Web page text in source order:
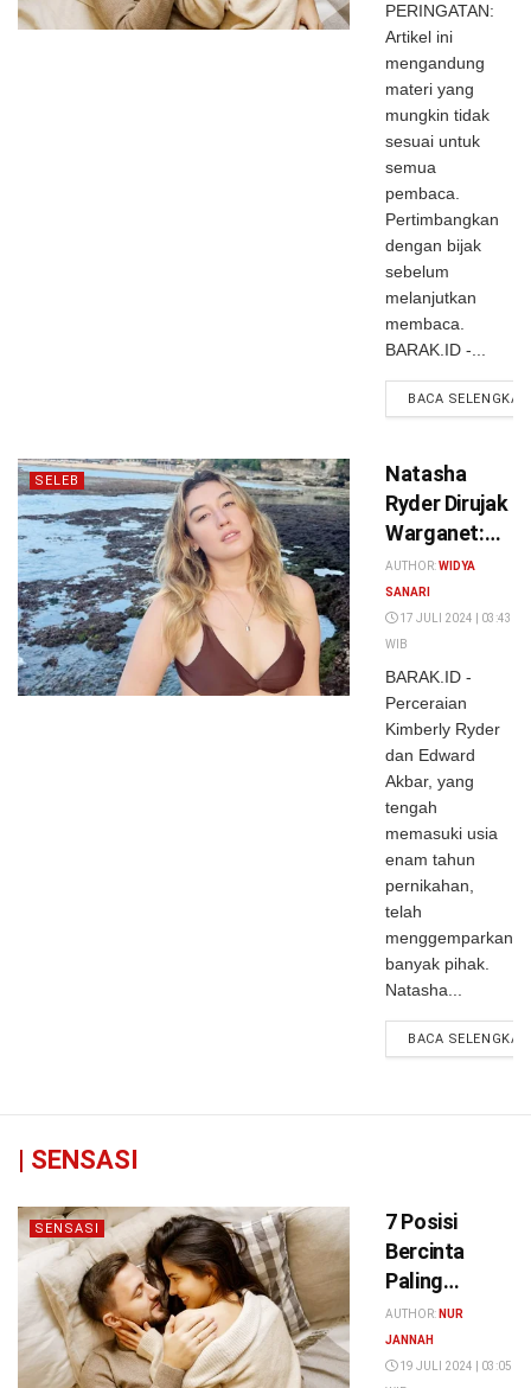
Gunting
PERINGATAN:
Artikel ini
mengandung
materi yang
mungkin tidak
sesuai untuk
semua
pembaca.
Pertimbangkan
dengan bijak
sebelum
melanjutkan
membaca.
BARAK.ID -...
BACA
SELEB
Natasha
Ryder Dirujak
Warganet:
“Termasuk
Ipar Adalah
Maut, Bukan
Mendamaikan
Malah
Menyiram
Bensin”
AUTHOR:WIDYA
SANARI
17 JULI 2024 | 03:43
WIB
BARAK.ID -
Perceraian
Kimberly Ryder
dan Edward
Akbar, yang
tengah
memasuki usia
enam tahun
pernikahan,
telah
menggemparkan
banyak pihak.
Natasha...
BACA
| SENSASI
SENSASI
7 Posisi
Bercinta
Paling
Nyaman dan
Manfaatnya:
Dari Gaya
AUTHOR: NUR
JANNAH
19 JULI 2024 | 03:05